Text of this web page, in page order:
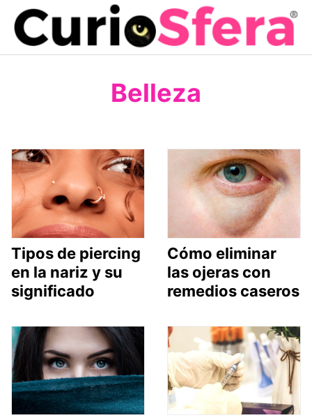
Saltar
contenido
Belleza
Tipos de piercing
en la nariz y su
significado
Cómo eliminar
las ojeras con
remedios caseros